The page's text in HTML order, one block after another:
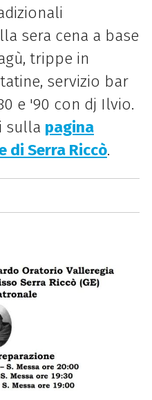
sera cena a base
trippe in
servizio bar
e '90 con dj Ilvio.
sulla pagina
di Serra Riccò.